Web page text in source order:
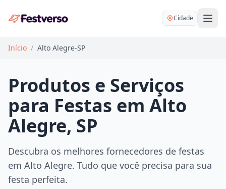
Cidade
Balões delivery
Decoração personalizada
Pegue e Monte
Festa na mesa
Mesas e cadeiras
Bartender
Buffet
DJ
Início / Alto Alegre-SP
Produtos e Serviços
para Festas em Alto
Alegre, SP
Descubra os melhores fornecedores de festas
em Alto Alegre. Tudo que você precisa para sua
festa perfeita.